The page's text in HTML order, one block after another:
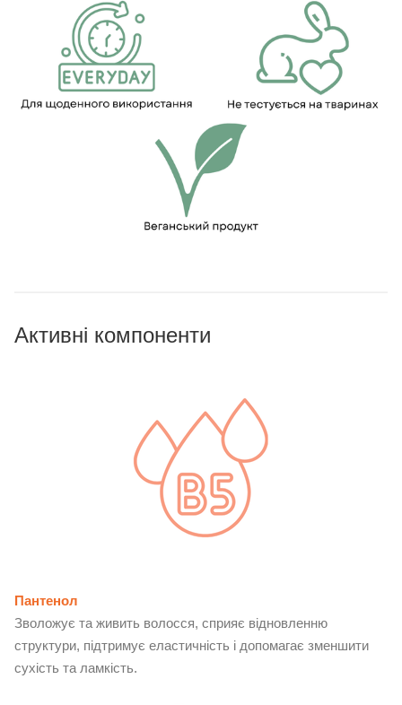
Активні компоненти
Пантенол
Зволожує та живить волосся, сприяє відновленню
структури, підтримує еластичність і допомагає зменшити
сухість та ламкість.